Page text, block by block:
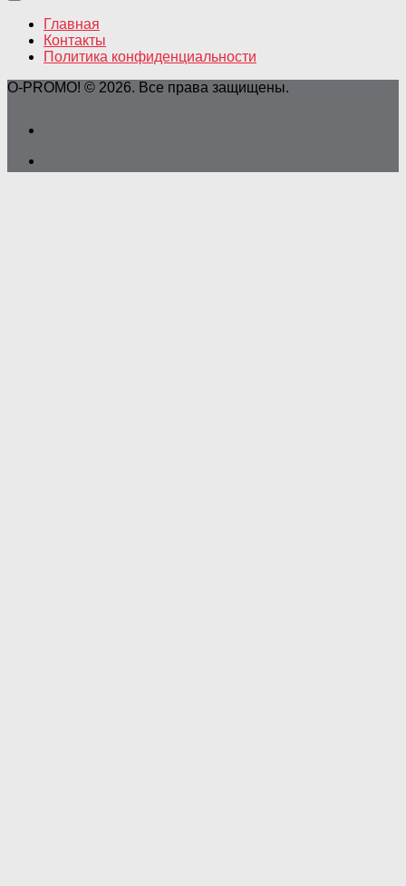
Главная
Контакты
Политика конфиденциальности
O-PROMO! © 2026. Все права защищены.